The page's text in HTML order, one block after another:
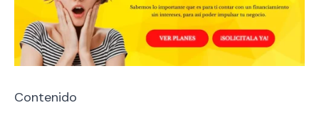
Contenido